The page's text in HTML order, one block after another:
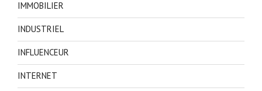
IMMOBILIER
INDUSTRIEL
INFLUENCEUR
INTERNET